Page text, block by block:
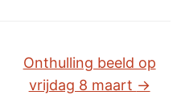
Onthulling beeld op
vrijdag 8 maart →